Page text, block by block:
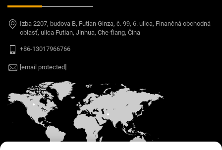
Izba 2207, budova B, Futian Ginza, č. 99, 6. ulica, Finančná obchodná
oblasť, ulica Futian, Jinhua, Che-ťiang, Čína
+86-13017966766
[email protected]